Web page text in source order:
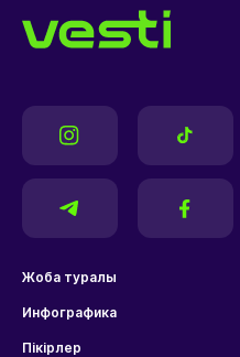
Жоба туралы
Инфографика
Пікірлер